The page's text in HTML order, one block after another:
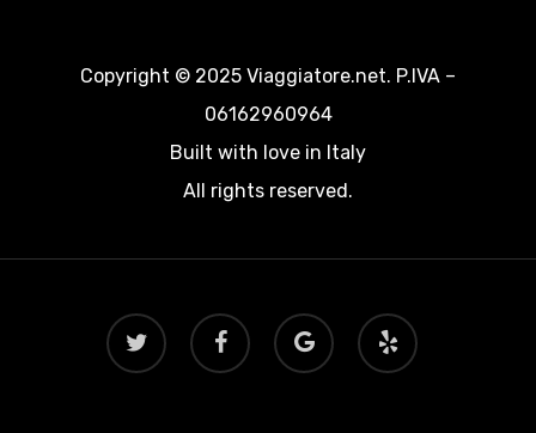
Copyright © 2025 Viaggiatore.net. P.IVA –
06162960964
Built with love in Italy
All rights reserved.
twitter facebook
google-
plus
yelp